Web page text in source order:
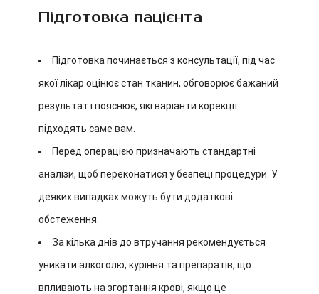
Підготовка пацієнта
Підготовка починається з консультації, під час
якої лікар оцінює стан тканин, обговорює бажаний
результат і пояснює, які варіанти корекції
підходять саме вам.
Перед операцією призначають стандартні
аналізи, щоб переконатися у безпеці процедури. У
деяких випадках можуть бути додаткові
обстеження.
За кілька днів до втручання рекомендується
уникати алкоголю, куріння та препаратів, що
впливають на згортання крові, якщо це